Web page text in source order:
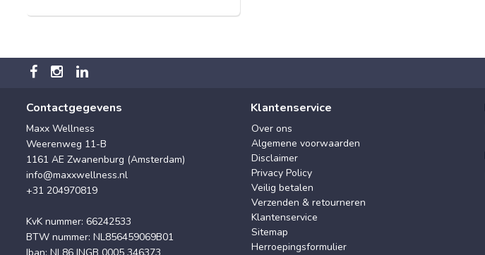
Contactgegevens
Maxx Wellness
Weerenweg 11-B
1161 AE Zwanenburg (Amsterdam)
info@maxxwellness.nl
+31 204970819
KvK nummer: 66242533
BTW nummer: NL856459069B01
Iban: NL86 INGB 0005 346373
Klantenservice
Over ons
Algemene voorwaarden
Disclaimer
Privacy Policy
Veilig betalen
Verzenden & retourneren
Klantenservice
Sitemap
Herroepingsformulier